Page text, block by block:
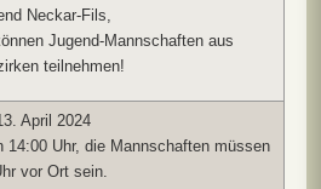
Neckar-Fils,
Jugend-Mannschaften aus
teilnehmen!
April 2024
14:00 Uhr, die Mannschaften müssen
vor Ort sein.